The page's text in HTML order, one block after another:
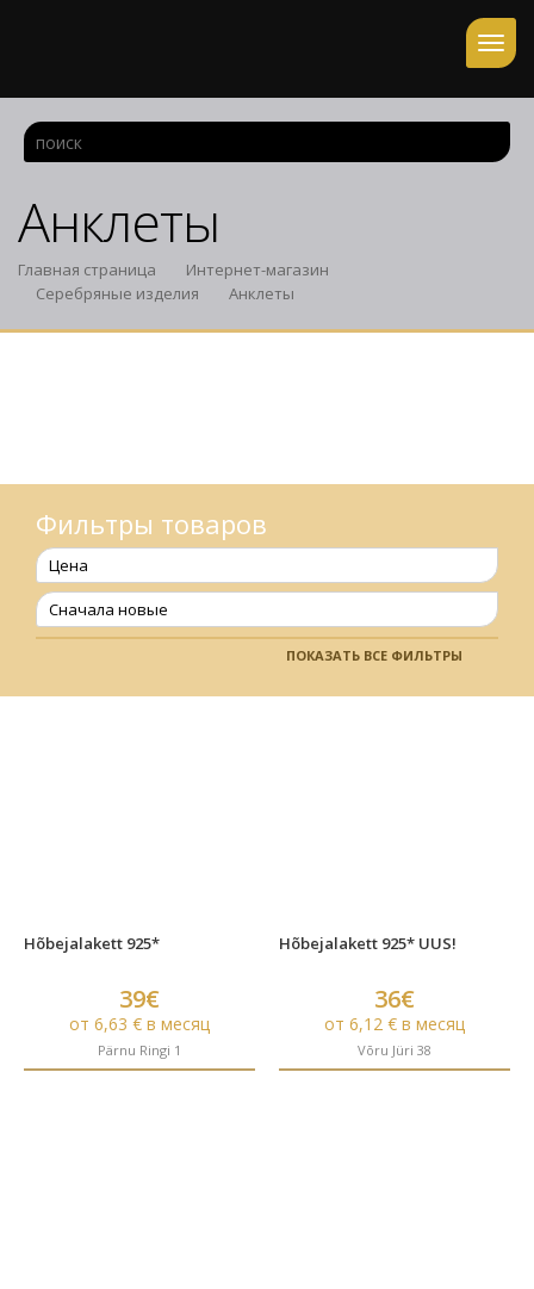
Анклеты
Главная страница
Интернет-магазин
Серебряные изделия
Анклеты
Фильтры товаров
Цена
Сначала новые
ПОКАЗАТЬ ВСЕ ФИЛЬТРЫ
Hõbejalakett 925*
39€
от 6,63 € в месяц
Pärnu Ringi 1
Hõbejalakett 925* UUS!
36€
от 6,12 € в месяц
Võru Jüri 38